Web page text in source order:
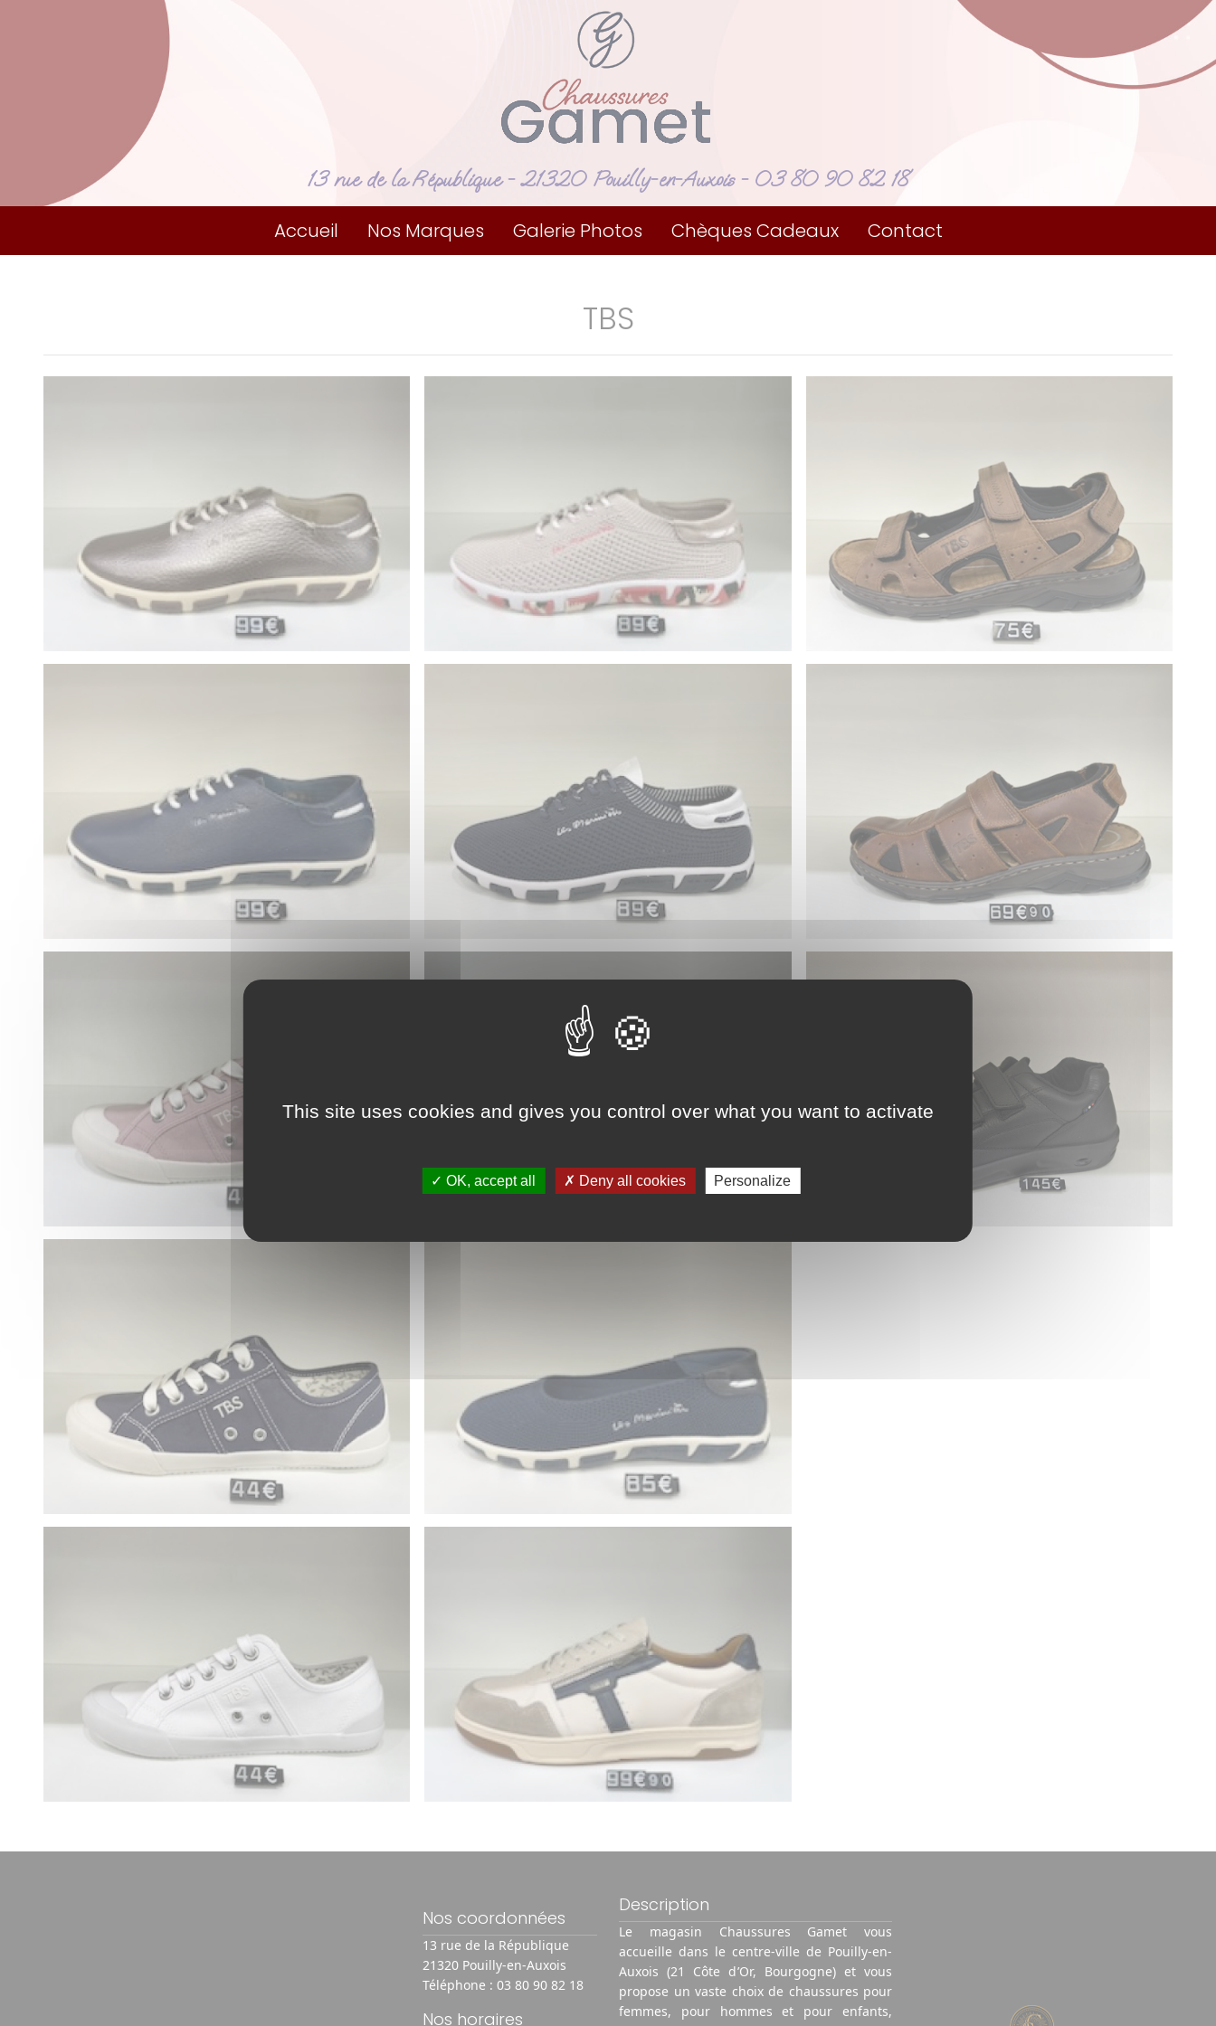
13 rue de la République- 21320 Pouilly-en-Auxois - 03 80 90 82 18
Accueil Nos Marques Galerie Photos Chèques Cadeaux Contact
TBS
Nos coordonnées
13 rue de la République
21320 Pouilly-en-Auxois
Téléphone : 03 80 90 82 18
Nos horaires
Description
Le magasin Chaussures Gamet vous
accueille dans le centre-ville de Pouilly-en-
Auxois (21 Côte d’Or, Bourgogne) et vous
propose un vaste choix de chaussures pour
femmes, pour hommes et pour enfants,
This site uses cookies and gives you control over what you want to activate
OK, accept all Deny all cookies Personalize